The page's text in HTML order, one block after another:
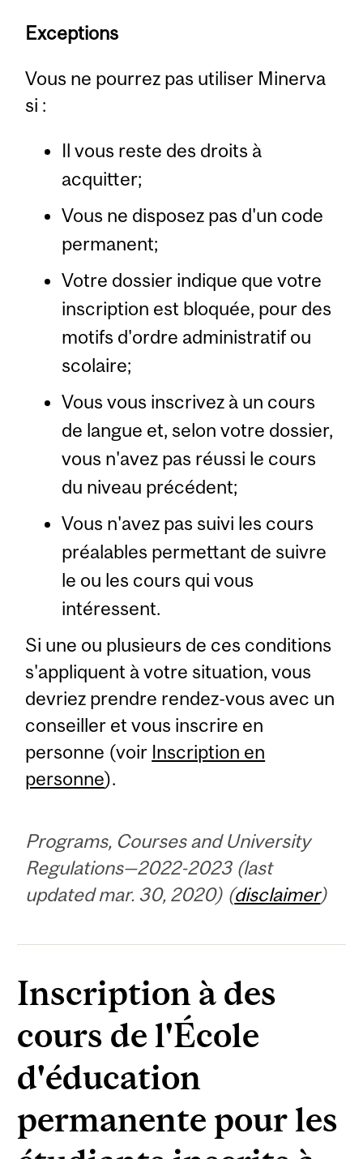
Exceptions
Vous ne pourrez pas utiliser Minerva
si :
Il vous reste des droits à
acquitter;
Vous ne disposez pas d'un code
permanent;
Votre dossier indique que votre
inscription est bloquée, pour des
motifs d'ordre administratif ou
scolaire;
Vous vous inscrivez à un cours
de langue et, selon votre dossier,
vous n'avez pas réussi le cours
du niveau précédent;
Vous n'avez pas suivi les cours
préalables permettant de suivre
le ou les cours qui vous
intéressent.
Si une ou plusieurs de ces conditions
s'appliquent à votre situation, vous
devriez prendre rendez-vous avec un
conseiller et vous inscrire en
personne (voir Inscription en
personne).
Programs, Courses and University
Regulations—2022-2023 (last
updated mar. 30, 2020) (disclaimer)
Inscription à des
cours de l'École
d'éducation
permanente pour les